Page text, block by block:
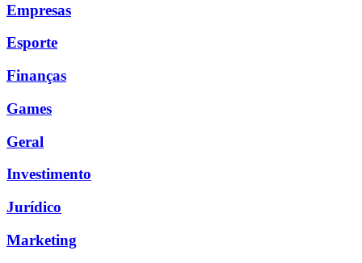
Empresas
Esporte
Finanças
Games
Geral
Investimento
Jurídico
Marketing